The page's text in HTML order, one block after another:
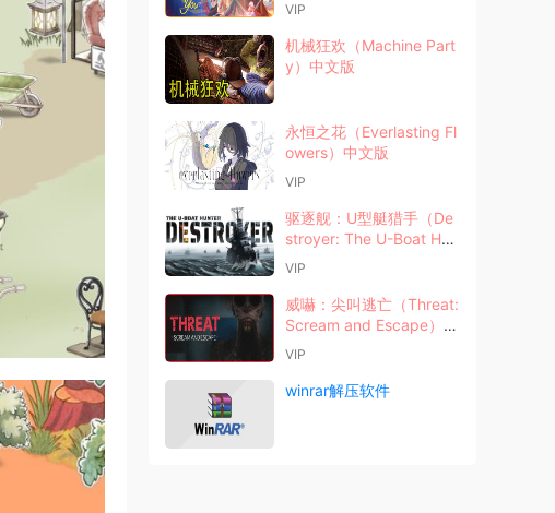
VIP
机械狂欢（Machine Part
y）中文版
永恒之花（Everlasting Fl
owers）中文版
VIP
驱逐舰：U型艇猎手（De
stroyer: The U-Boat Hun
ter）中文版
VIP
威嚇：尖叫逃亡（Threat:
Scream and Escape）中
文版
VIP
winrar解压软件